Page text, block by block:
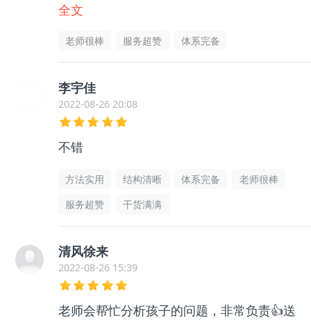
帮助孩子等等很多东西，孩子和我都没有那
用的
全文
老师很棒 服务超赞 体系完备
李宇佳
2022-08-26 20:08
不错
方法实用 结构清晰 体系完备
老师很棒
服务超赞
干货满满
清风徐来
2022-08-26 15:39
老师会帮忙分析孩子的问题，非常负责👍送